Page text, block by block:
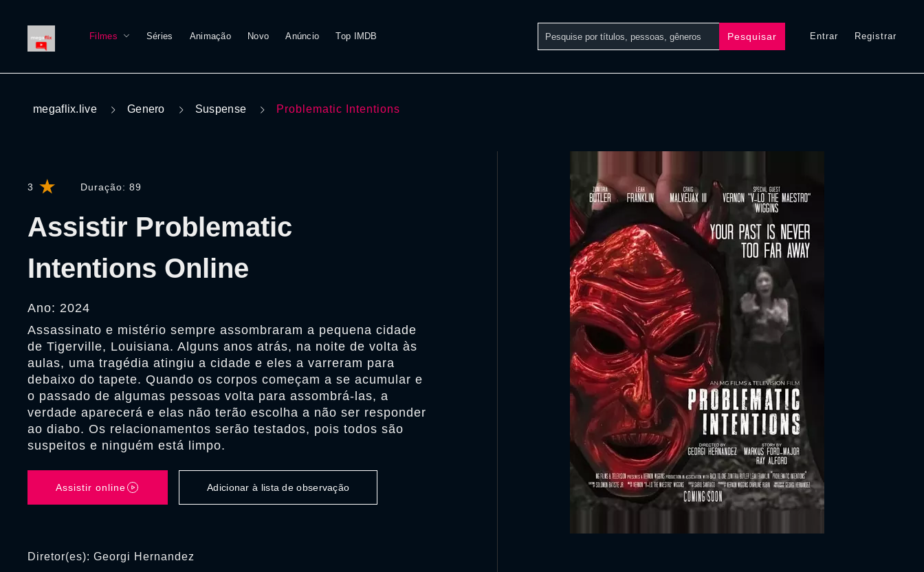
Filmes Séries Animação Novo Anúncio Top IMDB Pesquisar Entrar Registrar
megaflix.live Genero Suspense Problematic Intentions
3 Duração: 89
Assistir Problematic
Intentions Online
Ano: 2024
Assassinato e mistério sempre assombraram a pequena cidade
de Tigerville, Louisiana. Alguns anos atrás, na noite de volta às
aulas, uma tragédia atingiu a cidade e eles a varreram para
debaixo do tapete. Quando os corpos começam a se acumular e
o passado de algumas pessoas volta para assombrá-las, a
verdade aparecerá e elas não terão escolha a não ser responder
ao diabo. Os relacionamentos serão testados, pois todos são
suspeitos e ninguém está limpo.
Assistir online Adicionar à lista de observação
Diretor(es): Georgi Hernandez